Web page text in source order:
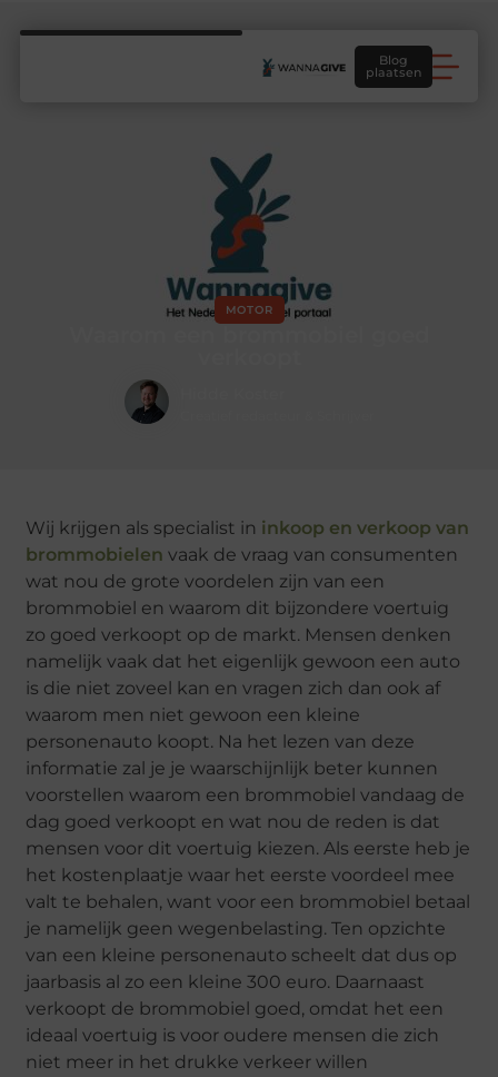
Blog
plaatsen
MOTOR
Wij krijgen als specialist in inkoop en verkoop van
brommobielen vaak de vraag van consumenten
wat nou de grote voordelen zijn van een
brommobiel en waarom dit bijzondere voertuig
zo goed verkoopt op de markt. Mensen denken
namelijk vaak dat het eigenlijk gewoon een auto
is die niet zoveel kan en vragen zich dan ook af
waarom men niet gewoon een kleine
personenauto koopt. Na het lezen van deze
informatie zal je je waarschijnlijk beter kunnen
voorstellen waarom een brommobiel vandaag de
dag goed verkoopt en wat nou de reden is dat
mensen voor dit voertuig kiezen. Als eerste heb je
het kostenplaatje waar het eerste voordeel mee
valt te behalen, want voor een brommobiel betaal
je namelijk geen wegenbelasting. Ten opzichte
van een kleine personenauto scheelt dat dus op
jaarbasis al zo een kleine 300 euro. Daarnaast
verkoopt de brommobiel goed, omdat het een
ideaal voertuig is voor oudere mensen die zich
niet meer in het drukke verkeer willen